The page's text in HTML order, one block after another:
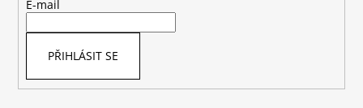
E-mail
PŘIHLÁSIT SE